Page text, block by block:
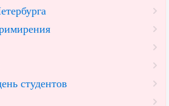
студентов